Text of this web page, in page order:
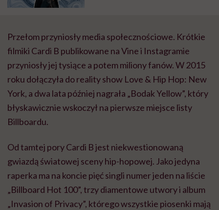
Przełom przyniosły media społecznościowe. Krótkie
filmiki Cardi B publikowane na Vine i Instagramie
przyniosły jej tysiące a potem miliony fanów. W 2015
roku dołączyła do reality show Love & Hip Hop: New
York, a dwa lata później nagrała „Bodak Yellow”, który
błyskawicznie wskoczył na pierwsze miejsce listy
Billboardu.
Od tamtej pory Cardi B jest niekwestionowaną
gwiazdą światowej sceny hip-hopowej. Jako jedyna
raperka ma na koncie pięć singli numer jeden na liście
„Billboard Hot 100”, trzy diamentowe utwory i album
„Invasion of Privacy”, którego wszystkie piosenki mają